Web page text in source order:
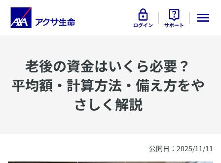
ログイン サポート
​老後の資金はいくら必要？
平均額・計算方法・備え方をや
さしく解説
​公開日：2025/11/11